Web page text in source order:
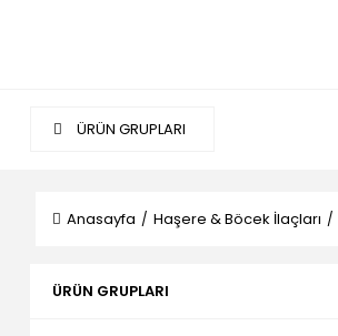
ÜRÜN GRUPLARI
Anasayfa Haşere & Böcek İlaçları
ÜRÜN GRUPLARI